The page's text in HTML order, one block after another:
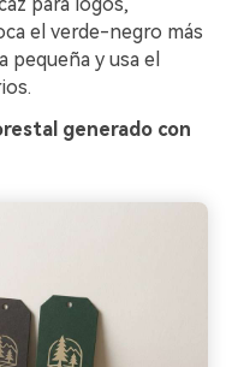
el verde-negro más
y usa el
generado con
IA
%